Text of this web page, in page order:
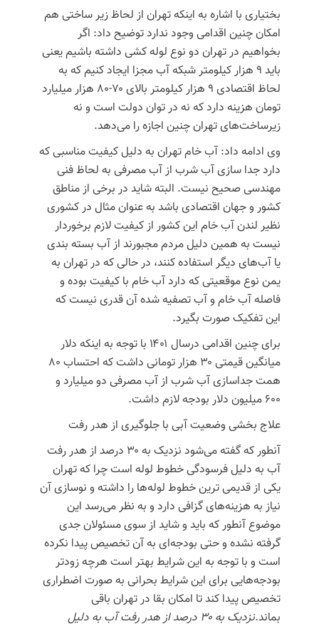
بختیاری با اشاره به اینکه تهران از لحاظ زیر ساختی هم
امکان چنین اقدامی وجود ندارد توضیح داد: اگر
بخواهیم در تهران دو نوع لوله کشی داشته باشیم یعنی
باید ۹ هزار کیلومتر شبکه آب مجزا ایجاد کنیم که به
لحاظ اقتصادی ۹ هزار کیلومتر بالای ۷۰-۸۰ هزار میلیارد
تومان هزینه دارد که نه در توان دولت است و نه
زیرساخت‌های تهران چنین اجازه را می‌دهد.
وی ادامه داد: آب خام تهران به دلیل کیفیت مناسبی که
دارد جدا سازی آب شرب از آب مصرفی به لحاظ فنی
مهندسی صحیح نیست. البته شاید در برخی از مناطق
کشور و جهان اقتصادی باشد به عنوان مثال در کشوری
نظیر لندن آب خام این کشور از کیفیت لازم برخوردار
نیست به همین دلیل مردم مجبورند از آب بسته بندی
یا آب‌های دیگر استفاده کنند، در حالی که در تهران به
یمن نوع موقعیتی که دارد آب خام با کیفیت بوده و
فاصله آب خام و آب تصفیه شده آن قدری نیست که
این تفکیک صورت بگیرد.
برای چنین اقدامی درسال
۱۴۰۱ با توجه به اینکه دلار
میانگین قیمتی ۳۰ هزار تومانی داشت که احتساب ۸۰
همت جداسازی آب شرب از آب مصرفی دو میلیارد و
۶۰۰ میلیون دلار بودجه لازم داشت.
علاج بخشی وضعیت آبی با جلوگیری از هدر رفت
آنطور که گفته می‌شود نزدیک به ۳۰ درصد از هدر رفت
آب به دلیل فرسودگی خطوط لوله است چرا که تهران
یکی از قدیمیترینخطوط لوله‌ها را داشته و نوسازی آن
نیاز به هزینه‌های گزافی دارد و به نظر می‌رسد این
موضوع آنطور که باید و شاید از سوی مسئولان جدی
گرفته نشده و حتی بودجه‌ای به آن تخصیص پیدا نکرده
است و با توجه به این شرایط بهتر است هرچه زودتر
بودجه‌هایی برای این شرایط بحرانی به صورت اضطراری
تخصیص پیدا کند تا امکان بقا در تهران باقی
بماند.
نزدیک به ۳۰ درصد از هدر رفت آب به دلیل